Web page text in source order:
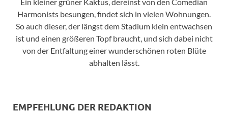
Harmonists besungen, findet sich in vielen Wohnungen.
So auch dieser, der längst dem Stadium klein entwachsen
ist und einen größeren Topf braucht, und sich dabei nicht
von der Entfaltung einer wunderschönen roten Blüte
abhalten lässt.
EMPFEHLUNG DER REDAKTION